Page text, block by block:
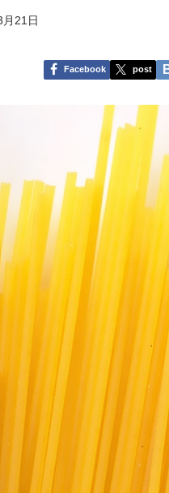
21日
Facebook post